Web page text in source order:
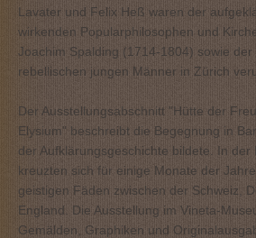
Lavater und Felix Heß waren der
wirkenden Popularphilosophen und
Joachim Spalding (1714-1804) sowie
rebellischen jungen Männer in Zürich
Der Ausstellungsabschnitt "Hütte der
Elysium" beschreibt die Begegnung in
der Aufklärungsgeschichte bildete. In
kreuzten sich für einige Monate der
geistigen Fäden zwischen der Schweiz,
England. Die Ausstellung im Vineta-
Gemälden, Graphiken und